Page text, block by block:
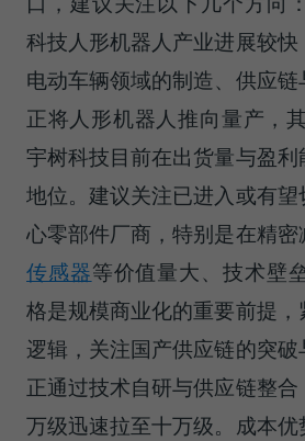
科技人形机器人产业进展较快
电动车辆领域的制造、供应链
正将人形机器人推向量产，
宇树科技目前在出货量与盈利
地位。建议关注已进入或有
心零部件厂商，特别是在精密
传感器等价值量大、技术壁
格是规模商业化的重要前提
逻辑，关注国产供应链的突破
正通过技术自研与供应链整
万级迅速拉至十万级。成本优